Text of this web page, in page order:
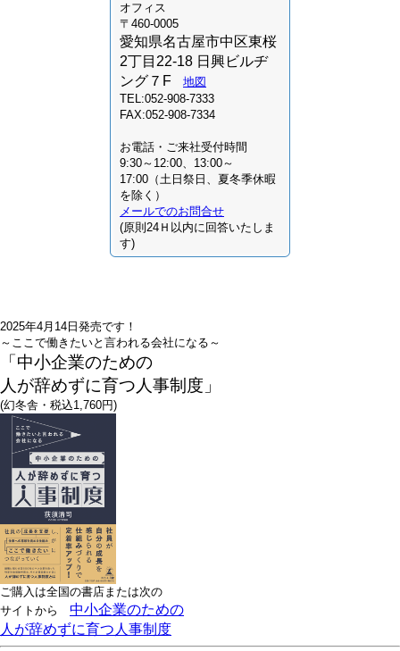
オフィス
〒460-0005
愛知県名古屋市中区東桜
2丁目22-18 日興ビルヂ
ング７F
地図
TEL:052-908-7333
FAX:052-908-7334
お電話・ご来社受付時間
9:30～12:00、13:00～
17:00（土日祭日、夏冬季休暇
を除く）
メールでのお問合せ
(原則24Ｈ以内に回答いたしま
す)
2025年4月14日発売です！
～ここで働きたいと言われる会社になる～
「中小企業のための
人が辞めずに育つ人事制度」
(幻冬舎・税込1,760円)
ご購入は全国の書店または次の
サイトから 中小企業のための
人が辞めずに育つ人事制度